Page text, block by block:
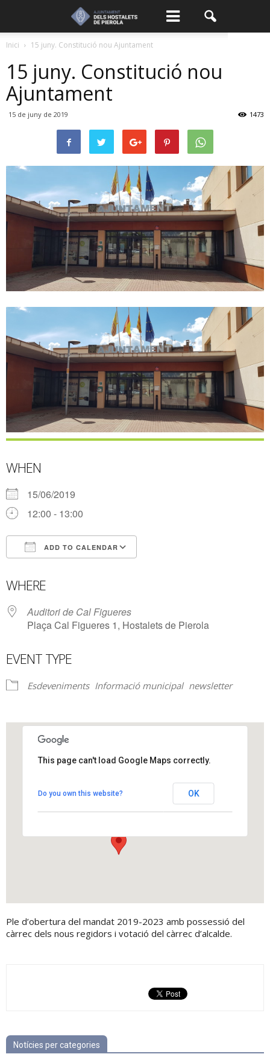
Inici 15 juny. Constitució nou Ajuntament
15 juny. Constitució nou
Ajuntament
15 de juny de 2019 1473
WHEN
15/06/2019
12:00 - 13:00
ADD TO CALENDAR
WHERE
Auditori de Cal Figueres
Plaça Cal Figueres 1, Hostalets de Pierola
EVENT TYPE
Esdeveniments Informació municipal newsletter
Plaça Cal Figueres 1 - Hostalets de Pierola
View Events
This page can't load Google Maps correctly.
Do you own this website? OK
Ple d’obertura del mandat 2019-2023 amb possessió del
càrrec dels nous regidors i votació del càrrec d’alcalde.
Notícies per categories